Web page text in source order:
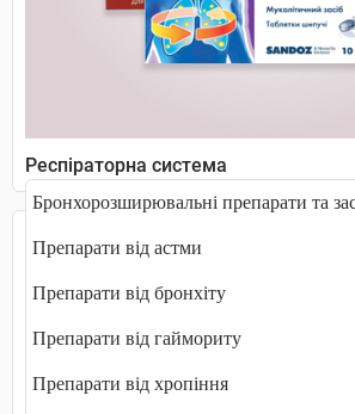
Респіраторна система
Бронхорозширювальні препарати та
Препарати від астми
Препарати від бронхіту
Препарати від гаймориту
Препарати від хропіння